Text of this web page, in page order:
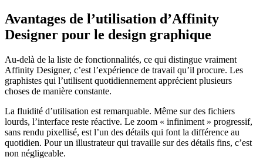
Avantages de l’utilisation d’Affinity
Designer pour le design graphique
Au-delà de la liste de fonctionnalités, ce qui distingue vraiment
Affinity Designer, c’est l’expérience de travail qu’il procure. Les
graphistes qui l’utilisent quotidiennement apprécient plusieurs
choses de manière constante.
La fluidité d’utilisation est remarquable. Même sur des fichiers
lourds, l’interface reste réactive. Le zoom « infiniment » progressif,
sans rendu pixellisé, est l’un des détails qui font la différence au
quotidien. Pour un illustrateur qui travaille sur des détails fins, c’est
non négligeable.